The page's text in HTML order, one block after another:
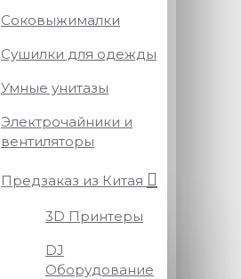
Соковыжималки
Сушилки для одежды
Умные унитазы
Электрочайники и
вентиляторы
Предзаказ из Китая
3D Принтеры
DJ
Оборудование